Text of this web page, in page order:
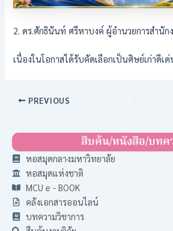
2. ดร.ศักธินันท์ ศรีหาบงค์ ผู้อำนวยการสำนัก
เนื่องในโอกาสได้รับคัดเลือกเป็นศิษย์เก่าดีเ
PREVIOUS
สืบค้น/หนังสือ/บทค
หอสมุดกลางมหาวิทยาลัย
หอสมุดแห่งชาติ
MCU e - BOOK
คลังเอกสารออนไลน์
บทความวิชาการ